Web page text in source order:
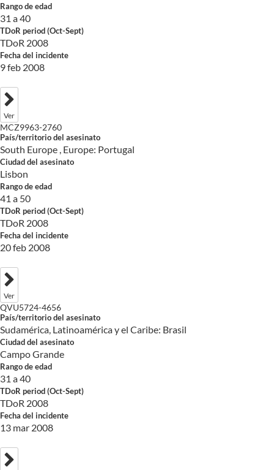
Rango de edad
31 a 40
TDoR period (Oct-Sept)
TDoR 2008
Fecha del incidente
9 feb 2008
Ver
MCZ9963-2760
País/territorio del asesinato
South Europe , Europe: Portugal
Ciudad del asesinato
Lisbon
Rango de edad
41 a 50
TDoR period (Oct-Sept)
TDoR 2008
Fecha del incidente
20 feb 2008
Ver
QVU5724-4656
País/territorio del asesinato
Sudamérica, Latinoamérica y el Caribe: Brasil
Ciudad del asesinato
Campo Grande
Rango de edad
31 a 40
TDoR period (Oct-Sept)
TDoR 2008
Fecha del incidente
13 mar 2008